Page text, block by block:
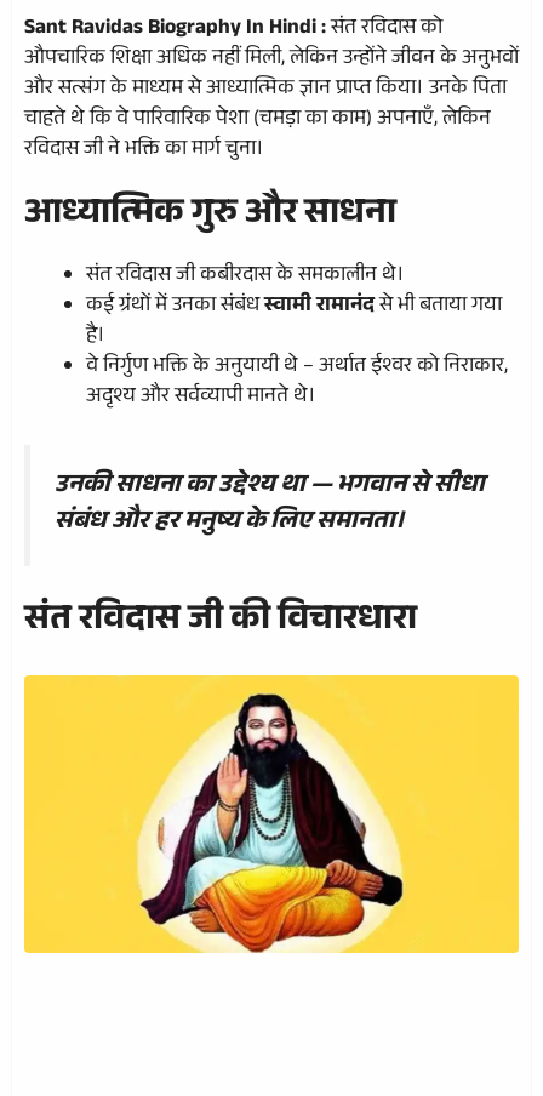
Sant Ravidas Biography In Hindi :संत रविदास को
औपचारिक शिक्षा अधिक नहीं मिली, लेकिन उन्होंने जीवन के अनुभवों
और सत्संग के माध्यम से आध्यात्मिक ज्ञान प्राप्त किया। उनके पिता
चाहते थे कि वे पारिवारिक पेशा (चमड़ा का काम) अपनाएँ, लेकिन
रविदास जी ने भक्ति का मार्ग चुना।
आध्यात्मिक गुरु और साधना
संत रविदास जी कबीरदास के समकालीन थे।
कई ग्रंथों में उनका संबंधस्वामी रामानंदसे भी बताया गया
है।
वे निर्गुण भक्ति के अनुयायी थे – अर्थात ईश्वर को निराकार,
अदृश्य और सर्वव्यापी मानते थे।
उनकी साधना का उद्देश्य था —भगवान से सीधा
संबंध और हर मनुष्य के लिए समानता।
संत रविदास जी की विचारधारा